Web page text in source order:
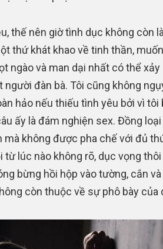
thế nên giờ tình dục không còn
thứ khát khao về tinh thần,
ngào và man dại nhất có thể xảy
đàn bà. Tôi cũng không
hảo nếu thiếu tình yêu bởi vì tôi
ấy là đám nghiện sex. Đồng
không được pha chế với đủ
từ lúc nào không rõ, dục vọng
bừng hồi hộp vào tường, cắn
còn thuộc về sự phô bày của